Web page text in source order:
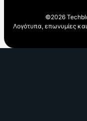
©2026
Λογότυπα, επωνυμίες